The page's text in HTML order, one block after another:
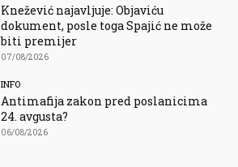
Knežević najavljuje: Objaviću
dokument, posle toga Spajić ne može
biti premijer
07/08/2026
INFO
Antimafija zakon pred poslanicima
24. avgusta?
06/08/2026